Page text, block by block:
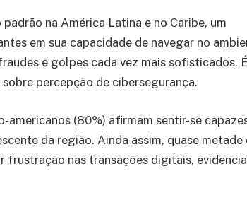
na América Latina e no Caribe, um
em sua capacidade de navegar no
e golpes cada vez mais sofisticados.
percepção de cibersegurança.
(80%) afirmam sentir-se
da região. Ainda assim, quase metade
nas transações digitais,